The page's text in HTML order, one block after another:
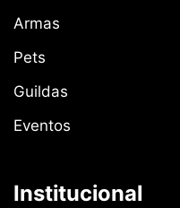
Armas
Pets
Guildas
Eventos
Institucional